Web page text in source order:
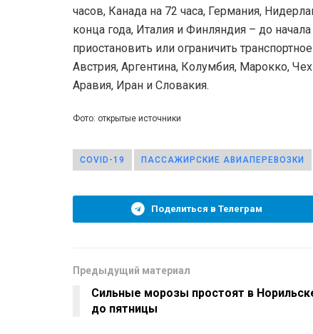
часов, Канада на 72 часа, Германия,
конца года, Италия и Финляндия – до
приостановить или ограничить
Австрия, Аргентина, Колумбия, Марокко,
Аравия, Иран и Словакия.
Фото: открытые источники
COVID-19 ПАССАЖИРСКИЕ АВИАПЕРЕВОЗКИ
Поделиться в Телеграм
Предыдущий материал
Сильные морозы простоят в
до пятницы